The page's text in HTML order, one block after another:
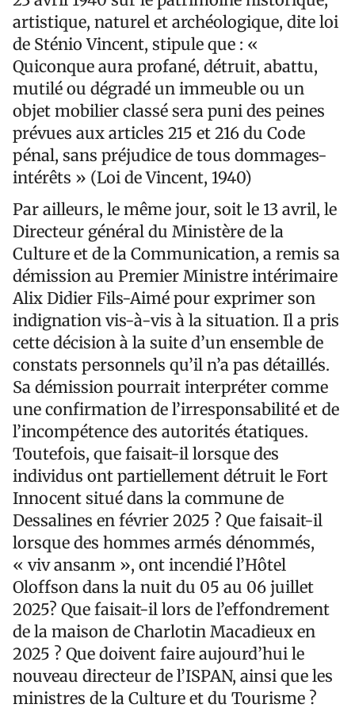
artistique, naturel et archéologique, dite loi
de Sténio Vincent, stipule que : «
Quiconque aura profané, détruit, abattu,
mutilé ou dégradé un immeuble ou un
objet mobilier classé sera puni des peines
prévues aux articles 215 et 216 du Code
pénal, sans préjudice de tous dommages-
intérêts » (Loi de Vincent, 1940)
Par ailleurs, le même jour, soit le 13 avril, le
Directeur général du Ministère de la
Culture et de la Communication, a remis sa
démission au Premier Ministre intérimaire
Alix Didier Fils-Aimé pour exprimer son
indignation vis-à-vis à la situation. Il a pris
cette décision à la suite d’un ensemble de
constats personnels qu’il n’a pas détaillés.
Sa démission pourrait interpréter comme
une confirmation de l’irresponsabilité et de
l’incompétence des autorités étatiques.
Toutefois, que faisait-il lorsque des
individus ont partiellement détruit le Fort
Innocent situé dans la commune de
Dessalines en février 2025 ? Que faisait-il
lorsque des hommes armés dénommés,
« viv ansanm », ont incendié l’Hôtel
Oloffson dans la nuit du 05 au 06 juillet
2025? Que faisait-il lors de l’effondrement
de la maison de Charlotin Macadieux en
2025 ? Que doivent faire aujourd’hui le
nouveau directeur de l’ISPAN, ainsi que les
ministres de la Culture et du Tourisme ?